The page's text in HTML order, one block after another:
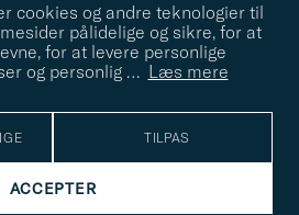
cookies og andre teknologier til
pålidelige og sikre, for at
for at levere personlige
og personlig … Læs mere
TILPAS
ACCEPTER
din stil? Lad os hjælpe dig, vi hjælper